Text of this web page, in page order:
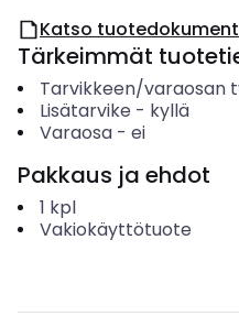
Katso
Tärkeimmät
Tarvikkeen/varaosan
Lisätarvike - kyllä
Varaosa- ei
Pakkaus ja ehdot
1 kpl
Vakiokäyttötuote